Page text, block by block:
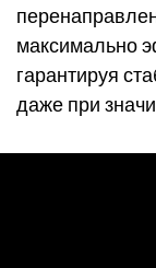
максимально
гарантируя
даже при